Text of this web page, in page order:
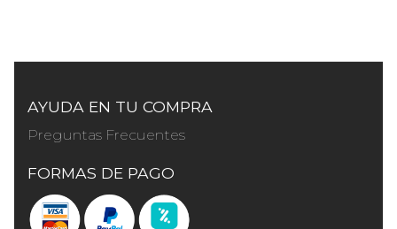
AYUDA EN TU COMPRA
Preguntas Frecuentes
FORMAS DE PAGO